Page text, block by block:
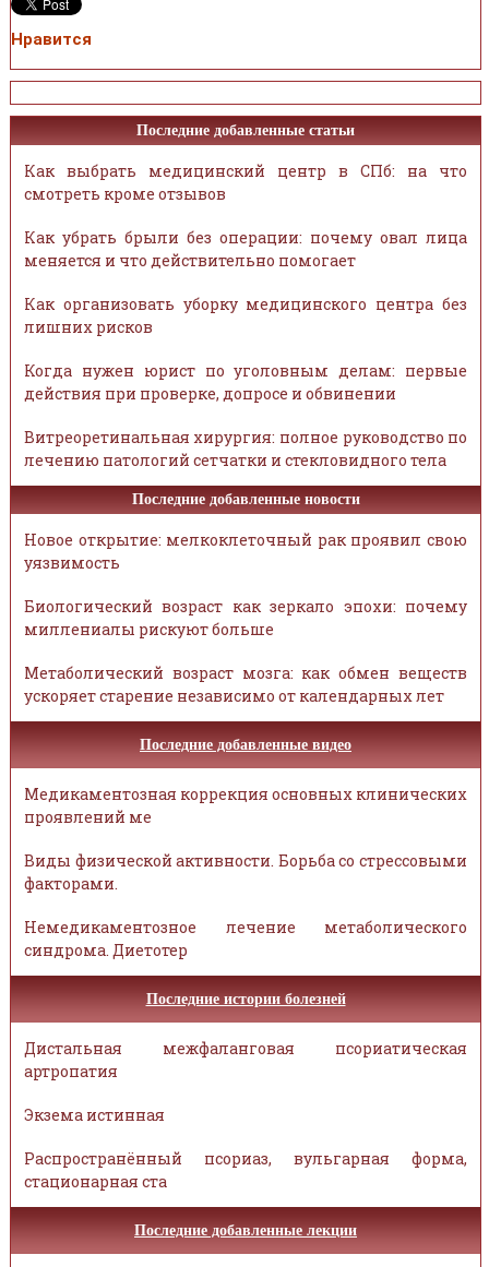
Нравится
Последние добавленные статьи
Как выбрать медицинский центр в СПб: на что
смотреть кроме отзывов
Как убрать брыли без операции: почему овал лица
меняется и что действительно помогает
Как организовать уборку медицинского центра без
лишних рисков
Когда нужен юрист по уголовным делам: первые
действия при проверке, допросе и обвинении
Витреоретинальная хирургия: полное руководство по
лечению патологий сетчатки и стекловидного тела
Последние добавленные новости
Новое открытие: мелкоклеточный рак проявил свою
уязвимость
Биологический возраст как зеркало эпохи: почему
миллениалы рискуют больше
Метаболический возраст мозга: как обмен веществ
ускоряет старение независимо от календарных лет
Последние добавленные видео
Медикаментозная коррекция основных клинических
проявлений ме
Виды физической активности. Борьба со стрессовыми
факторами.
Немедикаментозное лечение метаболического
синдрома. Диетотер
Последние истории болезней
Дистальная межфаланговая псориатическая
артропатия
Экзема истинная
Распространённый псориаз, вульгарная форма,
стационарная ста
Последние добавленные лекции